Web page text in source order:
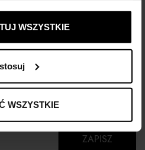
WSZYSTKIE
WSZYSTKIE
STYLIZACJE
otrzymywać informacje o nowościach,
ZAPISZ